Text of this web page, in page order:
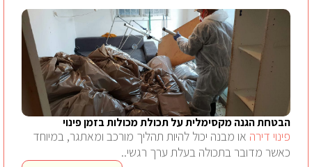
הבטחת הגנה מקסימלית על תכולת מכולות בזמן פינוי
פינוי דירה או מבנה יכול להיות תהליך מורכב ומאתגר, במיוחד
כאשר מדובר בתכולה בעלת ערך רגשי..